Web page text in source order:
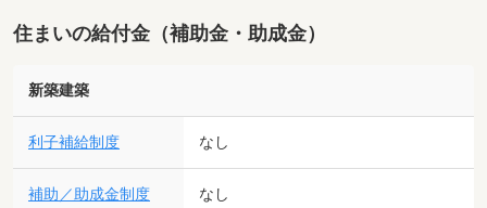
住まいの給付金（補助金・助成金）
新築建築
利子補給制度 なし
補助／助成金制度 なし